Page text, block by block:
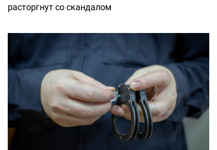
расторгнут со скандалом